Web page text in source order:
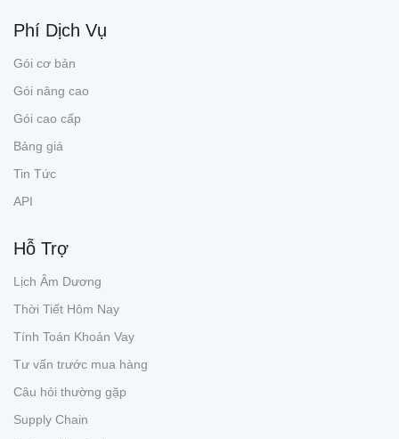
Phí Dịch Vụ
Gói cơ bản
Gói nâng cao
Gói cao cấp
Bảng giá
Tin Tức
API
Hỗ Trợ
Lịch Âm Dương
Thời Tiết Hôm Nay
Tính Toán Khoản Vay
Tư vấn trước mua hàng
Câu hỏi thường gặp
Supply Chain